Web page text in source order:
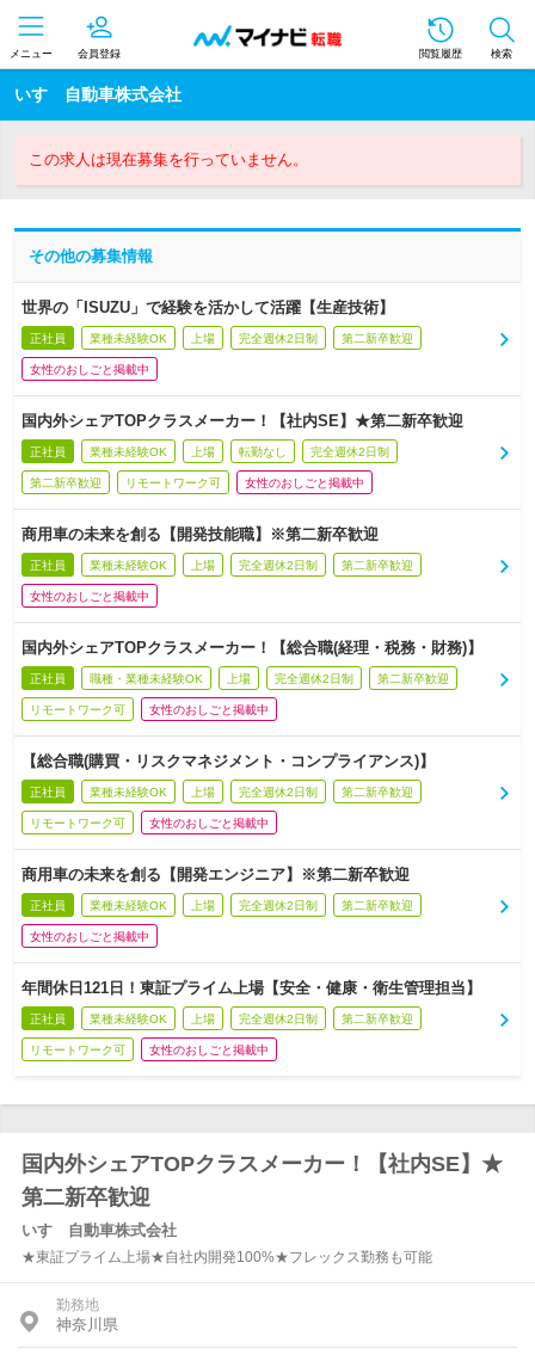
メニュー 会員登録 閲覧履歴 検索
いすゞ自動車株式会社
この求人は現在募集を行っていません。
その他の募集情報
世界の「ISUZU」で経験を活かして活躍【生産技術】
正社員 業種未経験OK 上場 完全週休2日制 第二新卒歓迎
女性のおしごと掲載中
国内外シェアTOPクラスメーカー！【社内SE】★第二新卒歓迎
正社員 業種未経験OK 上場 転勤なし 完全週休2日制
第二新卒歓迎 リモートワーク可 女性のおしごと掲載中
商用車の未来を創る【開発技能職】※第二新卒歓迎
正社員 業種未経験OK 上場 完全週休2日制 第二新卒歓迎
女性のおしごと掲載中
国内外シェアTOPクラスメーカー！【総合職(経理・税務・財務)】
正社員 職種・業種未経験OK 上場 完全週休2日制 第二新卒歓迎
リモートワーク可 女性のおしごと掲載中
【総合職(購買・リスクマネジメント・コンプライアンス)】
正社員 業種未経験OK 上場 完全週休2日制 第二新卒歓迎
リモートワーク可 女性のおしごと掲載中
商用車の未来を創る【開発エンジニア】※第二新卒歓迎
正社員 業種未経験OK 上場 完全週休2日制 第二新卒歓迎
女性のおしごと掲載中
年間休日121日！東証プライム上場【安全・健康・衛生管理担当】
正社員 業種未経験OK 上場 完全週休2日制 第二新卒歓迎
リモートワーク可 女性のおしごと掲載中
国内外シェアTOPクラスメーカー！【社内SE】★
第二新卒歓迎
いすゞ自動車株式会社
★東証プライム上場★自社内開発100%★フレックス勤務も可能
勤務地
神奈川県